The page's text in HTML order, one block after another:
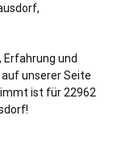
,
und
unserer Seite
ist für 22962